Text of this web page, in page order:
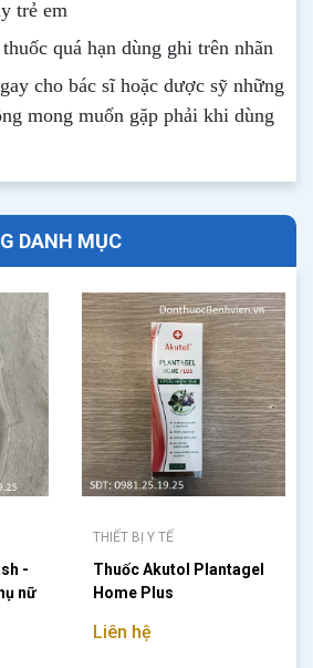
trẻ em
quá hạn dùng ghi trên nhãn
cho bác sĩ hoặc dược sỹ những
mong muốn gặp phải khi dùng
DANH MỤC
-
nữ
THIẾT BỊ Y TẾ
Thuốc Akutol Plantagel
Home Plus
Liên hệ